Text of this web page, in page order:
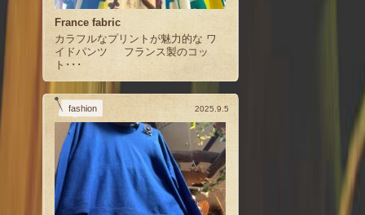
France fabric
カラフルなプリントが魅力的な ワ
イドパンツ フランス製のコッ
ト･･･
fashion 2025.9.5